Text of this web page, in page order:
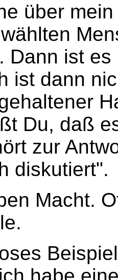
über
Dann ist
ist dann
Du, daß
zur
diskutiert".
Macht.